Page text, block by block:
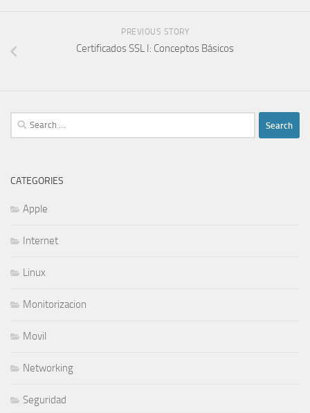
PREVIOUS STORY
Certificados SSL I: Conceptos Básicos
Search
for:
CATEGORIES
Apple
Internet
Linux
Monitorizacion
Movil
Networking
Seguridad